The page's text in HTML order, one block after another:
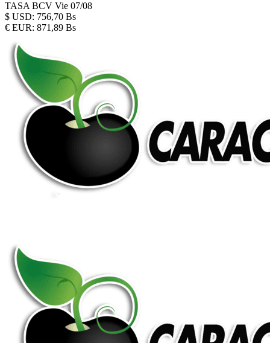
TASA BCV Vie 07/08
$ USD: 756,70 Bs
€ EUR: 871,89 Bs